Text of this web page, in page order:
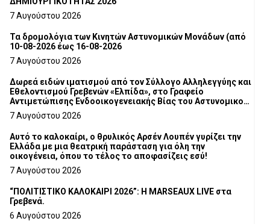
7 Αυγούστου 2026
Τα δρομολόγια των Κινητών Αστυνομικών Μονάδων (από
10-08-2026 έως 16-08-2026
7 Αυγούστου 2026
Δωρεά ειδών ιματισμού από τον Σύλλογο Αλληλεγγύης και
Εθελοντισμού Γρεβενών «Ελπίδα», στο Γραφείο
Αντιμετώπισης Ενδοοικογενειακής Βίας του Αστυνομικού
Τμήματος Γρεβενών
7 Αυγούστου 2026
Αυτό το καλοκαίρι, ο θρυλικός Αρσέν Λουπέν γυρίζει την
Ελλάδα με μια θεατρική παράσταση για όλη την
οικογένεια, όπου το τέλος το αποφασίζεις εσύ!
7 Αυγούστου 2026
“ΠΟΛΙΤΙΣΤΙΚΟ ΚΑΛΟΚΑΙΡΙ 2026”: Η MARSEAUX LIVE στα
Γρεβενά.
6 Αυγούστου 2026